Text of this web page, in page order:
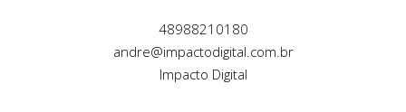
48988210180
andre@impactodigital.com.br
Impacto Digital